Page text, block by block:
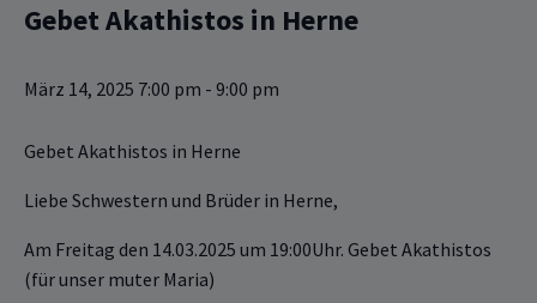
Gebet Akathistos in Herne
März 14, 2025 7:00 pm - 9:00 pm
Gebet Akathistos in Herne
Liebe Schwestern und Brüder in Herne,
Am Freitag den ‎‎14.03.2025 um 19:00Uhr. Gebet Akathistos
(für unser muter Maria)